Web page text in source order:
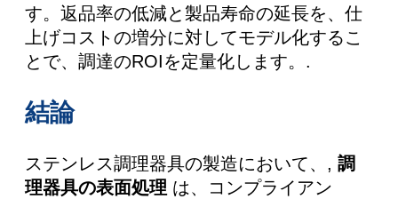
す。返品率の低減と製品寿命の延長を、仕
上げコストの増分に対してモデル化するこ
とで、調達のROIを定量化します。.
結論
ステンレス調理器具の製造において、, 調
理器具の表面処理 は、コンプライアン